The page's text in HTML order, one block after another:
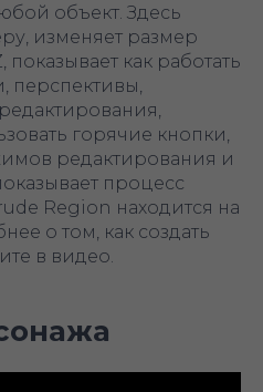
объект. Здесь
изменяет размер
как работать
перспективы,
горячие кнопки,
редактирования и
процесс
Region находится на
о том, как создать
в видео.